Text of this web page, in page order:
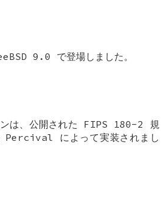
9.0 で登場しました。
ンは、公開された FIPS 180-2 規
によって実装されまし